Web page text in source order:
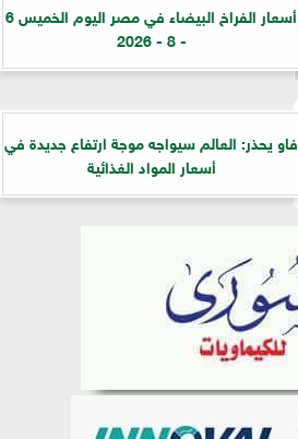
أسعار الفراخ البيضاء في مصر اليوم الخميس 6
- 8 - 2026
فاو يحذر: العالم سيواجه موجة ارتفاع جديدة في
أسعار المواد الغذائية